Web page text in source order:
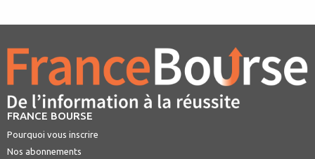
FRANCE BOURSE
Pourquoi vous inscrire
Nos abonnements